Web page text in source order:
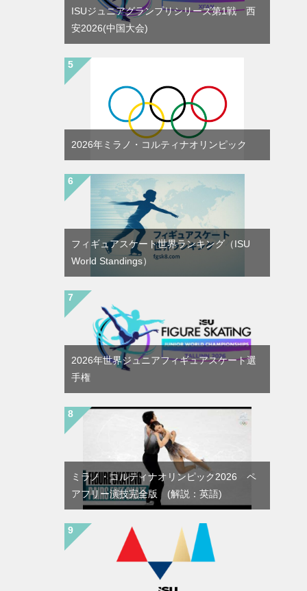
ISUジュニアグランプリシリーズ第1戦 西
安2026(中国大会)
2026年ミラノ・コルティナオリンピック
フィギュアスケート世界ランキング（ISU
World Standings）
2026年世界ジュニアフィギュアスケート選
手権
ミラノ・コルティナオリンピック2026 ペ
アフリー演技完全版 (解説：英語)